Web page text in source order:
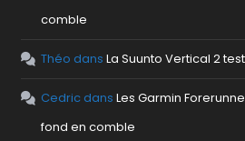
comble
Théo dansLa Suunto Vertical 2
CedricdansLes Garmin
fond en comble